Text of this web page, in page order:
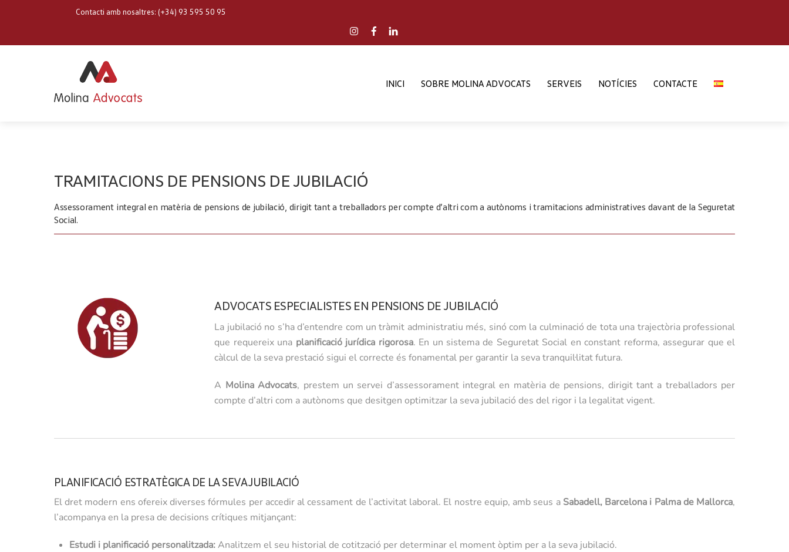
Contacti amb nosaltres: (+34) 93 595 50 95
InstagramFacebook
INICI SOBRE MOLINA ADVOCATS SERVEIS NOTÍCIES CONTACTE
TRAMITACIONS DE PENSIONS DE JUBILACIÓ
Assessorament integral en matèria de pensions de jubilació, dirigit tant a treballadors per compte d’altri com a autònoms i tramitacions administratives davant de la Seguretat
Social.
ADVOCATS ESPECIALISTES EN PENSIONS DE JUBILACIÓ
La jubilació no s’ha d’entendre com un tràmit administratiu més, sinó com la culminació de tota una trajectòria professional
que requereix una planificació jurídica rigorosa. En un sistema de Seguretat Social en constant reforma, assegurar que el
càlcul de la seva prestació sigui el correcte és fonamental per garantir la seva tranquil·litat futura.
A Molina Advocats, prestem un servei d’assessorament integral en matèria de pensions, dirigit tant a treballadors per
compte d’altri com a autònoms que desitgen optimitzar la seva jubilació des del rigor i la legalitat vigent.
PLANIFICACIÓ ESTRATÈGICA DE LA SEVA JUBILACIÓ
El dret modern ens ofereix diverses fórmules per accedir al cessament de l’activitat laboral. El nostre equip, amb seus a Sabadell, Barcelona i Palma de Mallorca,
l’acompanya en la presa de decisions crítiques mitjançant:
Estudi i planificació personalitzada:Analitzem el seu historial de cotització per determinar el moment òptim per a la seva jubilació.